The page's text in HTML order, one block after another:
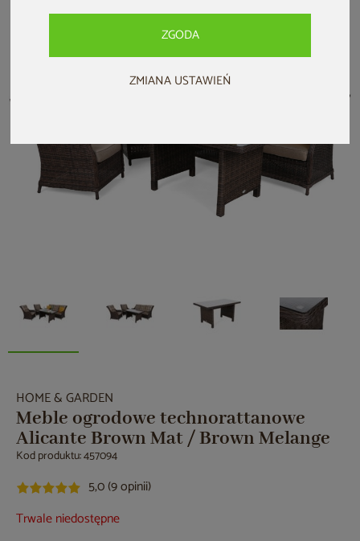
ZGODA
ZMIANA USTAWIEŃ
HOME & GARDEN
Meble ogrodowe technorattanowe
Alicante Brown Mat / Brown Melange
Kod produktu: 457094
5,0 (9 opinii)
Trwale niedostępne